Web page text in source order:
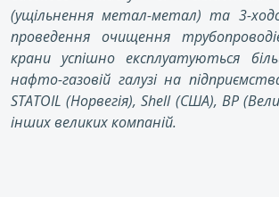
(ущільнення метал-метал) та 3-
проведення очищення
крани успішно експлуатуються
нафто-газовій галузі на
STATOIL (Норвегія), Shell (США), BP
інших великих компаній.